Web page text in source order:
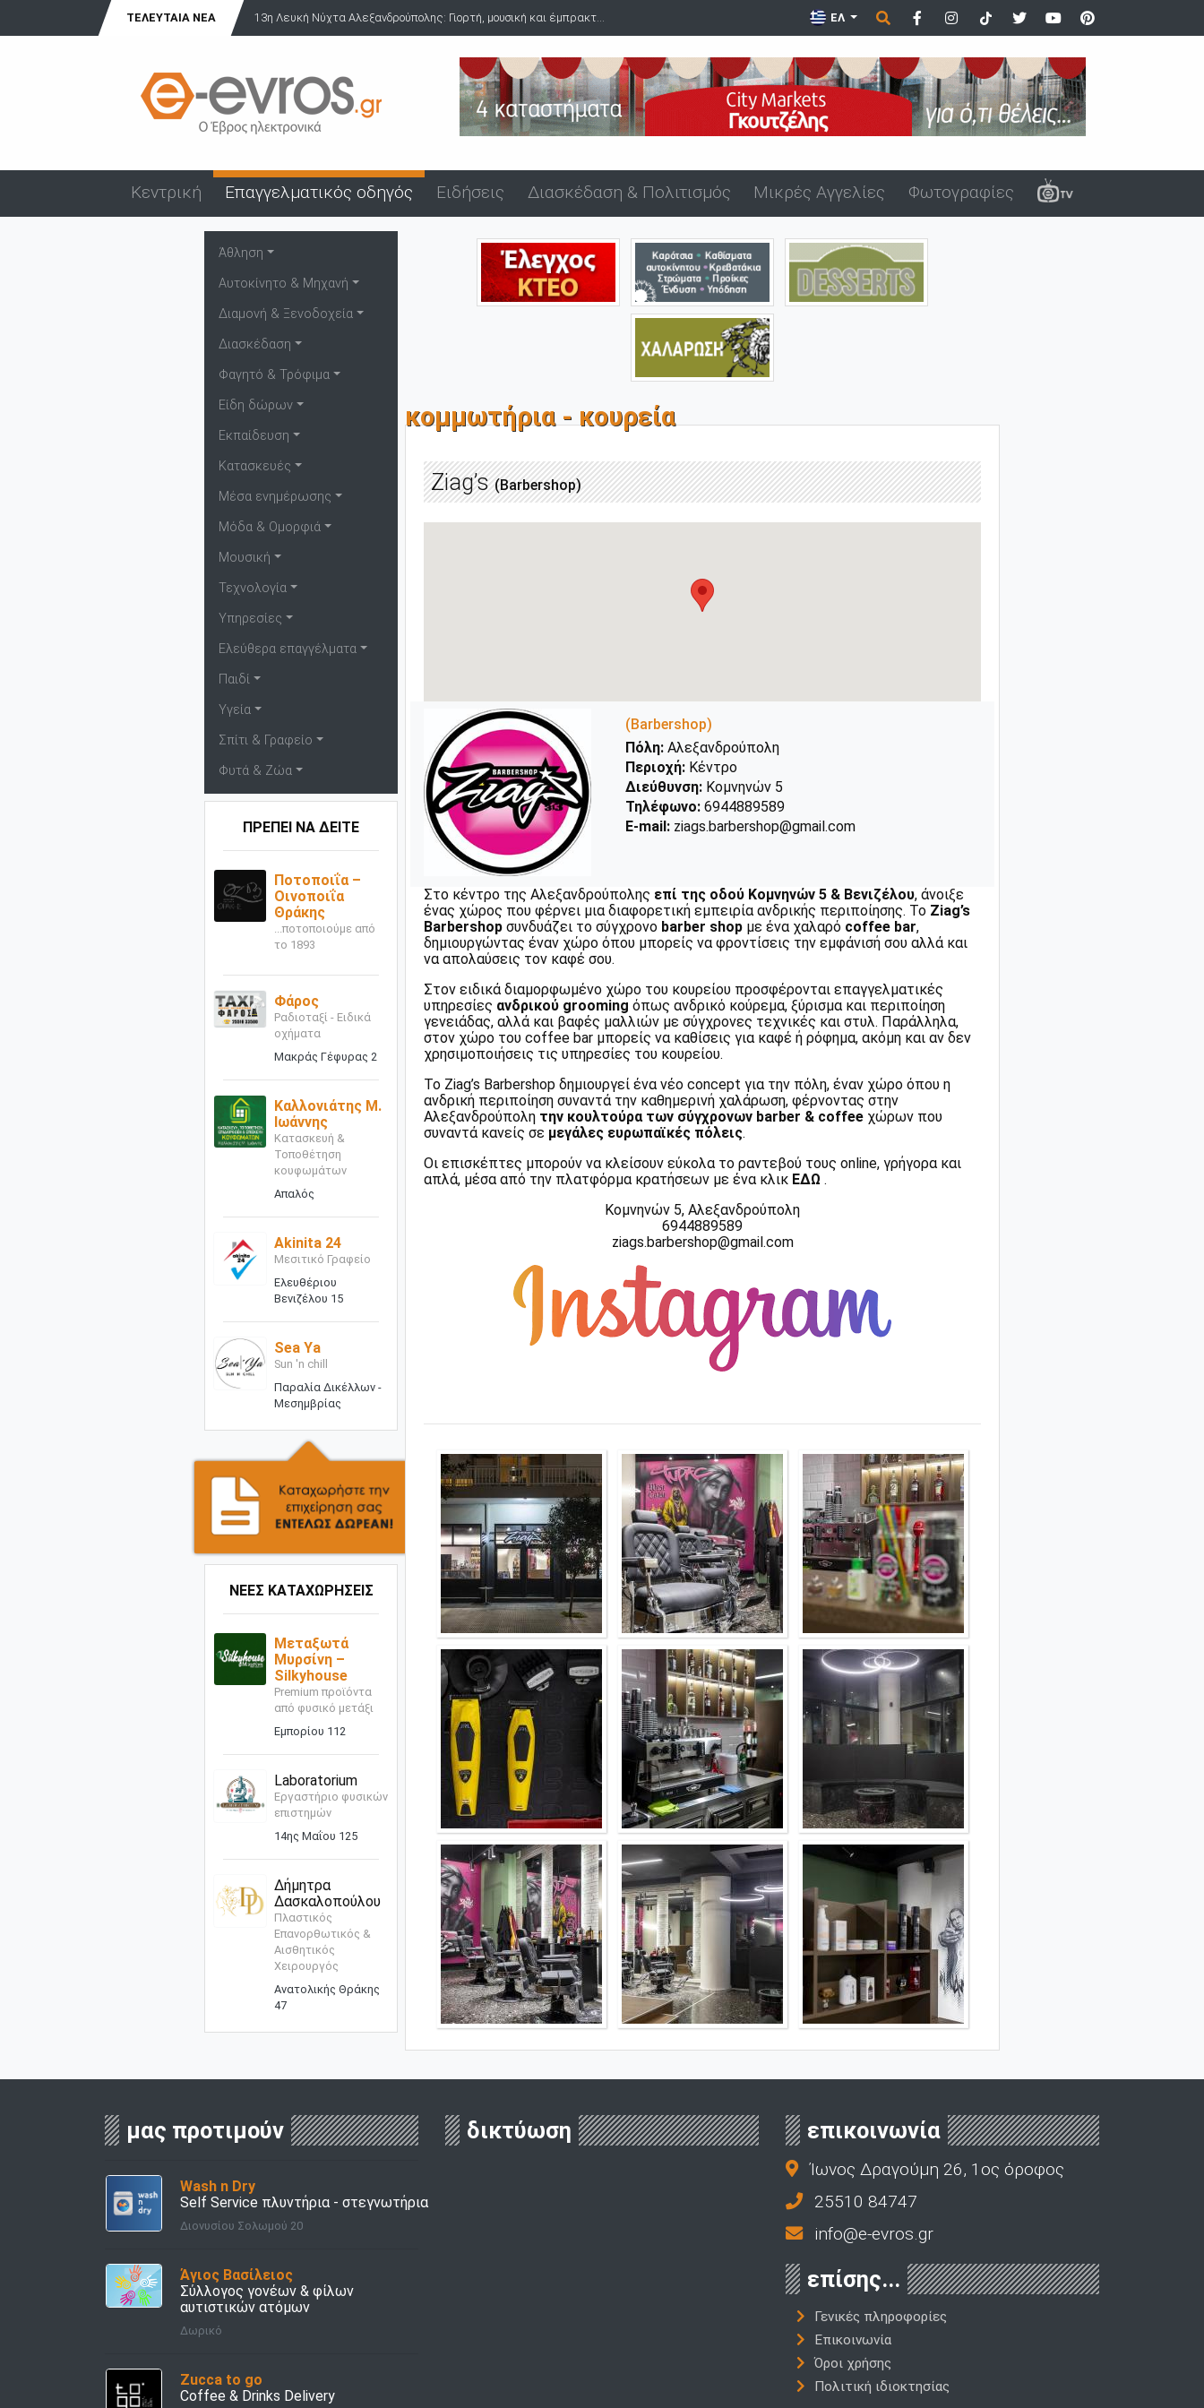
ΤΕΛΕΥΤΑΊΑ ΝΈΑ 13η Λευκή Νύχτα Αλεξανδρούπολης: Γιορτή, μουσική και έμπρακτ... Δύο συλλήψεις για ναρκωτικά στο λιμάνι της Αλεξανδρούπολης μ...
ΕΛ
Κεντρική Επαγγελματικός οδηγός Ειδήσεις Διασκέδαση & Πολιτισμός Μικρές Αγγελίες Φωτογραφίες
Άθληση
Αυτοκίνητο & Μηχανή
Διαμονή & Ξενοδοχεία
Διασκέδαση
Φαγητό & Τρόφιμα
Είδη δώρων
Εκπαίδευση
Κατασκευές
Μέσα ενημέρωσης
Μόδα & Ομορφιά
Μουσική
Τεχνολογία
Υπηρεσίες
Ελεύθερα επαγγέλματα
Παιδί
Υγεία
Σπίτι & Γραφείο
Φυτά & Ζώα
ΠΡΕΠΕΙ ΝΑ ΔΕΙΤΕ
Ποτοποιΐα –
Οινοποιΐα
Θράκης
...ποτοποιούμε από
το 1893
Φάρος
Ραδιοταξί - Ειδικά
οχήματα
Μακράς Γέφυρας 2
Καλλονιάτης Μ.
Ιωάννης
Κατασκευή &
Τοποθέτηση
κουφωμάτων
Απαλός
Akinita 24
Μεσιτικό Γραφείο
Ελευθέριου
Βενιζέλου 15
Sea Ya
Sun 'n chill
Παραλία Δικέλλων -
Μεσημβρίας
ΝΕΕΣ ΚΑΤΑΧΩΡΗΣΕΙΣ
Μεταξωτά
Μυρσίνη –
Silkyhouse
Premium προϊόντα
από φυσικό μετάξι
Εμπορίου 112
Laboratorium
Εργαστήριο φυσικών
επιστημών
14ης Μαΐου 125
Δήμητρα
Δασκαλοπούλου
Πλαστικός
Επανορθωτικός &
Αισθητικός
Χειρουργός
Ανατολικής Θράκης
47
κομμωτήρια - κουρεία
Ziag’s(Barbershop)
(Barbershop)
Πόλη: Αλεξανδρούπολη
Περιοχή: Κέντρο
Διεύθυνση: Κομνηνών 5
Τηλέφωνο: 6944889589
E-mail: ziags.barbershop@gmail.com
Στο κέντρο της Αλεξανδρούπολης επί της οδού Κομνηνών 5 & Βενιζέλου, άνοιξε
ένας χώρος που φέρνει μια διαφορετική εμπειρία ανδρικής περιποίησης. Το Ziag’s
Barbershop συνδυάζει το σύγχρονο barber shop με ένα χαλαρό coffee bar,
δημιουργώντας έναν χώρο όπου μπορείς να φροντίσεις την εμφάνισή σου αλλά και
να απολαύσεις τον καφέ σου.
Στον ειδικά διαμορφωμένο χώρο του κουρείου προσφέρονται επαγγελματικές
υπηρεσίες ανδρικού grooming όπως ανδρικό κούρεμα, ξύρισμα και περιποίηση
γενειάδας, αλλά και βαφές μαλλιών με σύγχρονες τεχνικές και στυλ. Παράλληλα,
στον χώρο του coffee bar μπορείς να καθίσεις για καφέ ή ρόφημα, ακόμη και αν δεν
χρησιμοποιήσεις τις υπηρεσίες του κουρείου.
Το Ziag’s Barbershop δημιουργεί ένα νέο concept για την πόλη, έναν χώρο όπου η
ανδρική περιποίηση συναντά την καθημερινή χαλάρωση, φέρνοντας στην
Αλεξανδρούπολη την κουλτούρα των σύγχρονων barber & coffee χώρων που
συναντά κανείς σε μεγάλες ευρωπαϊκές πόλεις.
Οι επισκέπτες μπορούν να κλείσουν εύκολα το ραντεβού τους online, γρήγορα και
απλά, μέσα από την πλατφόρμα κρατήσεων με ένα κλικ ΕΔΩ .
Κομνηνών 5, Αλεξανδρούπολη
6944889589
ziags.barbershop@gmail.com
μας προτιμούν
Wash n Dry
Self Service πλυντήρια - στεγνωτήρια
Διονυσίου Σολωμού 20
Άγιος Βασίλειος
Σύλλογος γονέων & φίλων
αυτιστικών ατόμων
Δωρικό
Zucca to go
Coffee & Drinks Delivery
δικτύωση επικοινωνία
Ίωνος Δραγούμη 26, 1ος όροφος
25510 84747
info@e-evros.gr
επίσης...
Γενικές πληροφορίες
Επικοινωνία
Όροι χρήσης
Πολιτική ιδιοκτησίας